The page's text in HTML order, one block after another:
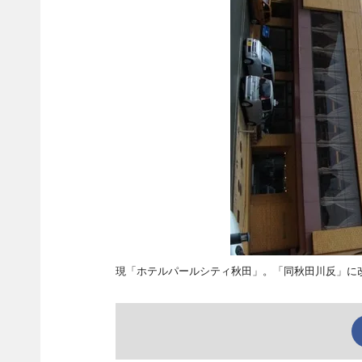
現「ホテルパールシティ秋田」。「同秋田川反」に